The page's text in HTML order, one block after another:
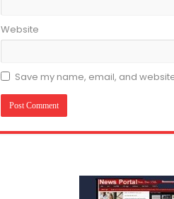
Website
Save my name, email, and